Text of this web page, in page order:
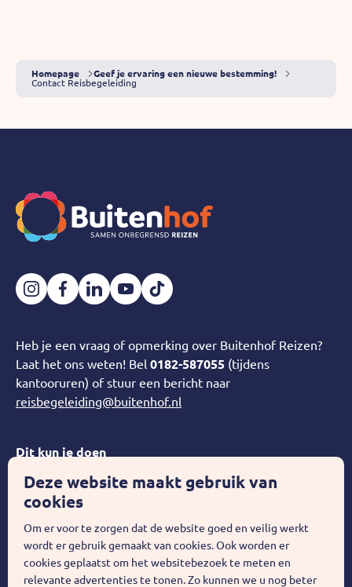
Homepage
Geef je ervaring een nieuwe bestemming!
Contact Reisbegeleiding
Heb je een vraag of opmerking over Buitenhof Reizen?
Laat het ons weten! Bel 0182-587055 (tijdens
kantooruren) of stuur een bericht naar
reisbegeleiding@buitenhof.nl
Dit kun je doen
Over Buitenhof
Word Teamleider!
Privacy statement
Deze website maakt gebruik van
cookies
Om er voor te zorgen dat de website goed en veilig werkt
wordt er gebruik gemaakt van cookies. Ook worden er
cookies geplaatst om het websitebezoek te meten en
relevante advertenties te tonen. Zo kunnen we u nog beter